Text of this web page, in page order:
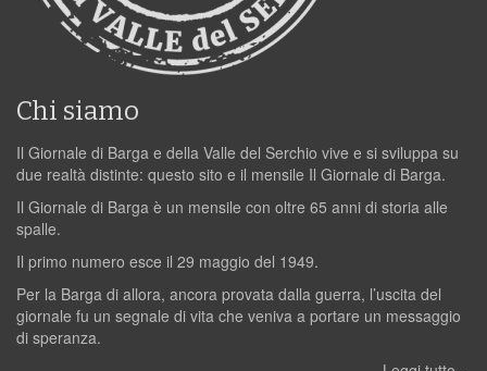
Chi siamo
Il Giornale di Barga e della Valle del Serchio vive e si sviluppa su
due realtà distinte: questo sito e il mensile Il Giornale di Barga.
Il Giornale di Barga è un mensile con oltre 65 anni di storia alle
spalle.
Il primo numero esce il 29 maggio del 1949.
Per la Barga di allora, ancora provata dalla guerra, l’uscita del
giornale fu un segnale di vita che veniva a portare un messaggio
di speranza.